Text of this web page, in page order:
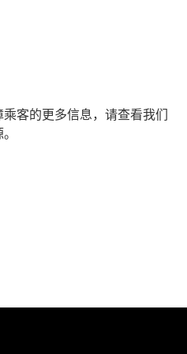
客的更多信息，请查看我们